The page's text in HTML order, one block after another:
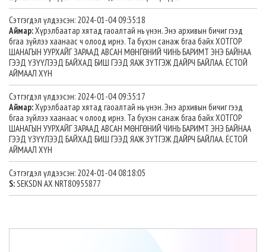
Сэтгэгдэл үлдээсэн: 2024-01-04 09:35:18
Аймар:Хүрэлбаатар хятад гаоалтай нь үнэн. Энэ архивын бичиг гээд
бгаа зүйлээ хаанаас ч олоод ирнэ. Та бүхэн санаж бгаа байх ХОТГОР
ШАНАГЫН УУРХАЙГ ЗАРААД АВСАН МӨНГӨНИЙ ЧИНЬ БАРИМТ ЭНЭ БАЙНАА
ГЭЭД ҮЗҮҮЛЭЭД БАЙХАД БИШ ГЭЭД ЯАЖ ЗҮТГЭЖ ДАЙРЧ БАЙЛАА. ЁСТОЙ
АЙМААЛ ХҮН
Сэтгэгдэл үлдээсэн: 2024-01-04 09:35:17
Аймар:Хүрэлбаатар хятад гаоалтай нь үнэн. Энэ архивын бичиг гээд
бгаа зүйлээ хаанаас ч олоод ирнэ. Та бүхэн санаж бгаа байх ХОТГОР
ШАНАГЫН УУРХАЙГ ЗАРААД АВСАН МӨНГӨНИЙ ЧИНЬ БАРИМТ ЭНЭ БАЙНАА
ГЭЭД ҮЗҮҮЛЭЭД БАЙХАД БИШ ГЭЭД ЯАЖ ЗҮТГЭЖ ДАЙРЧ БАЙЛАА. ЁСТОЙ
АЙМААЛ ХҮН
Сэтгэгдэл үлдээсэн: 2024-01-04 08:18:05
S:SEKSDN AX NRT80955877